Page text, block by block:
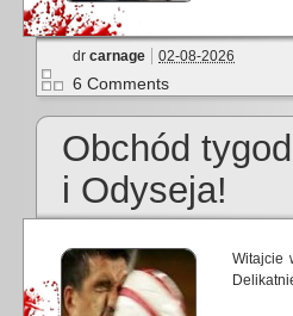
dr carnage 02-08-2026
6 Comments
Obchód
i Odyseja!
Witajcie